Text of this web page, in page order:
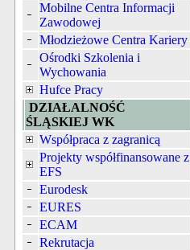
Mobilne Centra Informacji
Zawodowej
Młodzieżowe Centra Kariery
Ośrodki Szkolenia i
Wychowania
Hufce Pracy
DZIAŁALNOŚĆ
ŚLĄSKIEJ WK
Współpraca z zagranicą
Projekty współfinansowane z
EFS
Eurodesk
EURES
ECAM
Rekrutacja